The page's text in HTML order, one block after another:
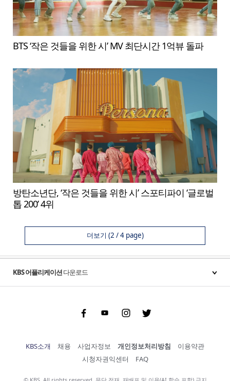
BTS ‘작은 것들을 위한 시’ MV 최단시간 1억뷰 돌파
방탄소년단, ‘작은 것들을 위한 시’ 스포티파이 ‘글로벌
톱 200’ 4위
더보기 (2 / 4 page)
KBS 어플리케이션다운로드
FacebookYoutubeInstgram
KBS소개 채용 사업자정보 개인정보처리방침
이용약관
시청자권익센터
FAQ